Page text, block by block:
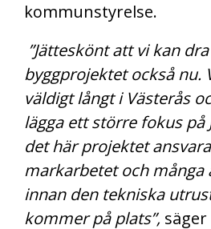
kommunstyrelse.
”Jätteskönt att vi kan
byggprojektet också nu.
väldigt långt i Västerås
lägga ett större fokus på
det här projektet
markarbetet och många
innan den tekniska
kommer på plats”,